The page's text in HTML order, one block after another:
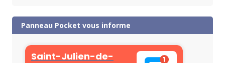
Panneau Pocket vous informe